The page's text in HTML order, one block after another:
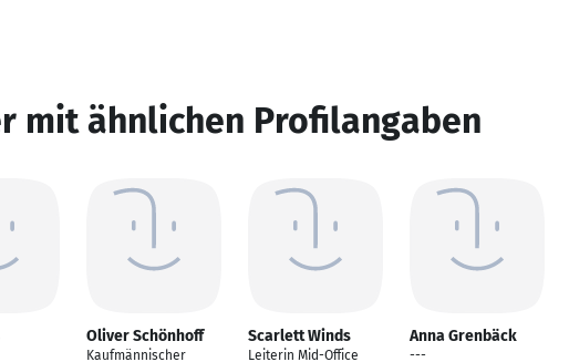
mit ähnlichen Profilangaben
Oliver Schönhoff
Kaufmännischer
Scarlett Winds
Leiterin Mid-Office
Anna Grenbäck
---